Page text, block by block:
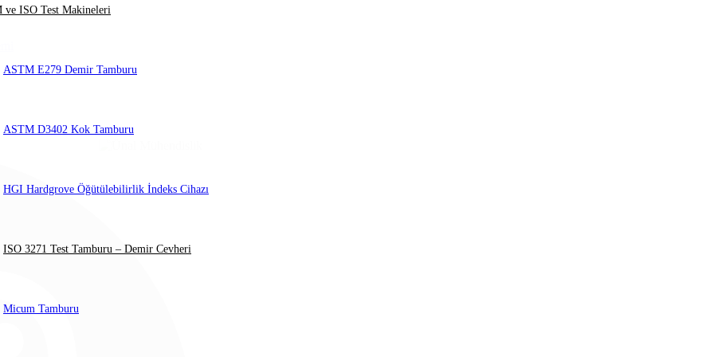
ve ISO Test Makineleri
ASTM E279 Demir Tamburu
ASTM D3402 Kok Tamburu
HGI Hardgrove Öğütülebilirlik İndeks Cihazı
ISO 3271 Test Tamburu – Demir Cevheri
Micum Tamburu